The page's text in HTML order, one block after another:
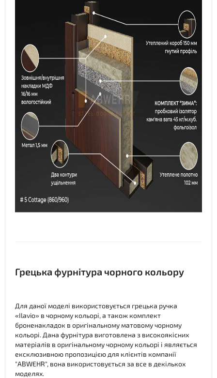
Грецька фурнітура чорного кольору
Для даної моделі використовується грецька ручка
«Ilavio» в чорному кольорі, а також комплект
броненакладок в оригінальному матовому чорному
кольорі. Дана фурнітура виготовлена з високоякісних
матеріалів в оригінальному чорному кольорі і являється
ексклюзивною пропозицією для клієнтів компанії
"ABWEHR", вона використовується за все в декількох
моделях.